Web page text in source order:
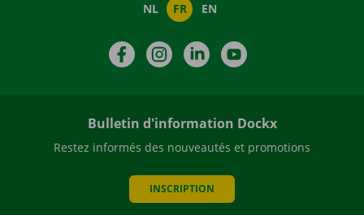
NL FR EN
FacebookInstagramLinkedIn
Bulletin d'information Dockx
Restez informés des nouveautés et promotions
INSCRIPTION